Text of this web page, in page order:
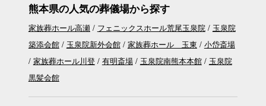
熊本県の人気の葬儀場から探す
家族葬ホール高瀬 フェニックスホール荒尾玉泉院
玉泉院
築添会館
玉泉院新外会館 家族葬ホール 玉東
小岱斎場
家族葬ホール川登
有明斎場 玉泉院南熊本本館
玉泉院
黒髪会館